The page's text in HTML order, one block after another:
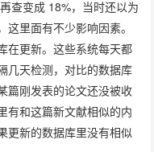
查变成 18%，当时还以为
里面有不少影响因素。
在更新。这些系统每天都
几天检测，对比的数据库
篇刚发表的论文还没被收
有和这篇新文献相似的内
更新的数据库里没有相似